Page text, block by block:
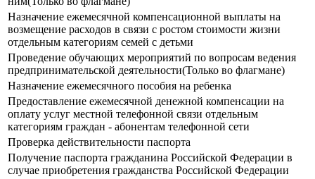
Назначение ежемесячной компенсационной выплаты на
возмещение расходов в связи с ростом стоимости жизни
отдельным категориям семей с детьми
Проведение обучающих мероприятий по вопросам ведения
предпринимательской деятельности(Только во флагмане)
Назначение ежемесячного пособия на ребенка
Предоставление ежемесячной денежной компенсации на
оплату услуг местной телефонной связи отдельным
категориям граждан - абонентам телефонной сети
Проверка действительности паспорта
Получение паспорта гражданина Российской Федерации в
случае приобретения гражданства Российской Федерации